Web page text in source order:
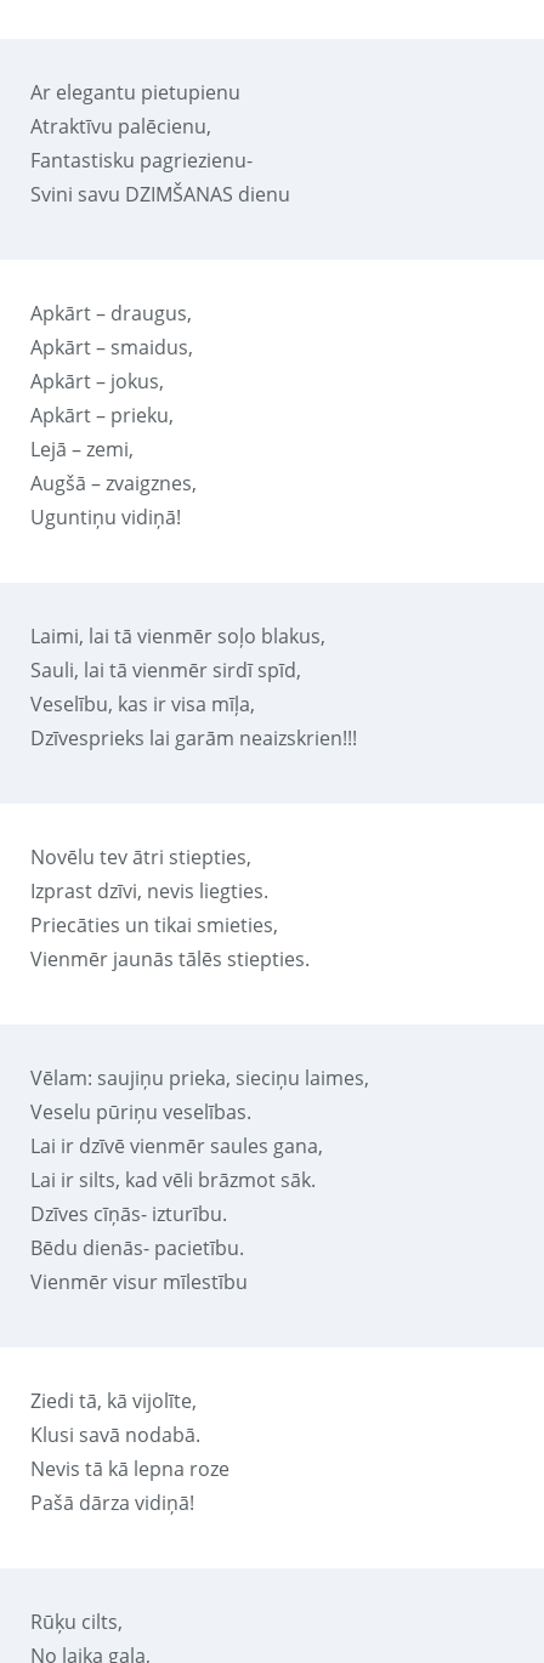
Ar elegantu pietupienu
Atraktīvu palēcienu,
Fantastisku pagriezienu-
Svini savu DZIMŠANAS dienu
Apkārt – draugus,
Apkārt – smaidus,
Apkārt – jokus,
Apkārt – prieku,
Lejā – zemi,
Augšā – zvaigznes,
Uguntiņu vidiņā!
Laimi, lai tā vienmēr soļo blakus,
Sauli, lai tā vienmēr sirdī spīd,
Veselību, kas ir visa mīļa,
Dzīvesprieks lai garām neaizskrien!!!
Novēlu tev ātri stiepties,
Izprast dzīvi, nevis liegties.
Priecāties un tikai smieties,
Vienmēr jaunās tālēs stiepties.
Vēlam: saujiņu prieka, sieciņu laimes,
Veselu pūriņu veselības.
Lai ir dzīvē vienmēr saules gana,
Lai ir silts, kad vēli brāzmot sāk.
Dzīves cīņās- izturību.
Bēdu dienās- pacietību.
Vienmēr visur mīlestību
Ziedi tā, kā vijolīte,
Klusi savā nodabā.
Nevis tā kā lepna roze
Pašā dārza vidiņā!
Rūķu cilts,
No laika gala,